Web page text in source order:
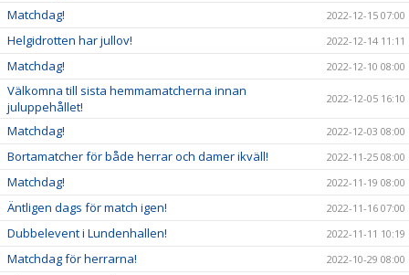
Matchdag! 2022-12-15 07:00
Helgidrotten har jullov! 2022-12-14 11:11
Matchdag! 2022-12-10 08:00
Välkomna till sista hemmamatcherna innan
juluppehållet!
2022-12-05 16:10
Matchdag! 2022-12-03 08:00
Bortamatcher för både herrar och damer ikväll! 2022-11-25 08:00
Matchdag! 2022-11-19 08:00
Äntligen dags för match igen! 2022-11-16 07:00
Dubbelevent i Lundenhallen! 2022-11-11 10:19
Matchdag för herrarna! 2022-10-29 08:00